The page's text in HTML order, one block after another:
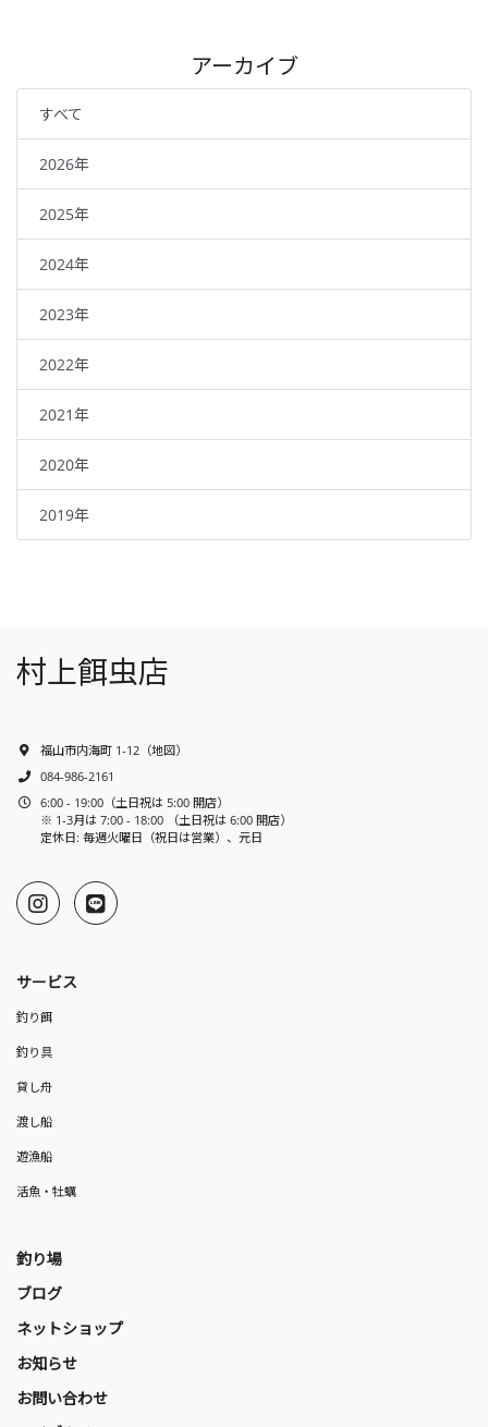
アーカイブ
すべて
2026年
2025年
2024年
2023年
2022年
2021年
2020年
2019年
村上餌虫店
福山市内海町 1-12 （地図）
084-986-2161
6:00 - 19:00（土日祝は 5:00 開店）
※ 1-3月は 7:00 - 18:00 （土日祝は 6:00 開店）
定休日: 毎週火曜日（祝日は営業）、元日
サービス
釣り餌
釣り具
貸し舟
渡し船
遊漁船
活魚・牡蠣
釣り場
ブログ
ネットショップ
お知らせ
お問い合わせ